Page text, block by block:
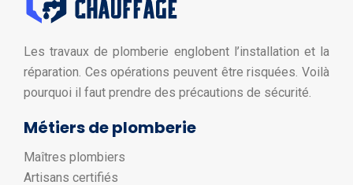
Les travaux de plomberie englobent l’installation et la
réparation. Ces opérations peuvent être risquées. Voilà
pourquoi il faut prendre des précautions de sécurité.
Métiers de plomberie
Maîtres plombiers
Artisans certifiés